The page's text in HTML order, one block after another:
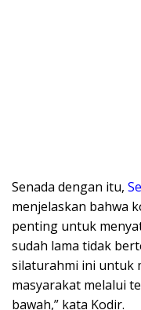
​Senada dengan itu,
menjelaskan bahwa
penting untuk
sudah lama tidak
silaturahmi ini untuk
masyarakat melalui
bawah,” kata Kodir.